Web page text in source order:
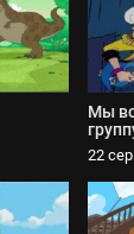
Мы
22